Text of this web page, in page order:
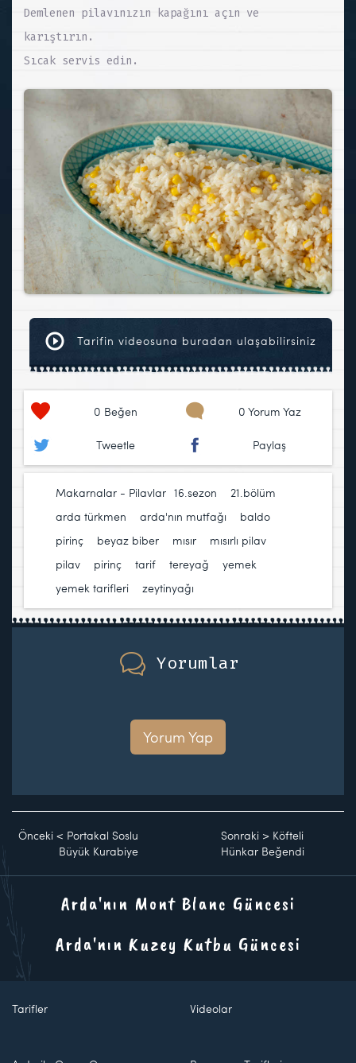
Demlenen pilavınızın kapağını açın ve
karıştırın.
Sıcak servis edin.
Tarifin videosuna buradan ulaşabilirsiniz
0 Beğen 0 Yorum Yaz
Tweetle Paylaş
Makarnalar - Pilavlar 16.sezon 21.bölüm
arda türkmen
arda'nın mutfağı
baldo
pirinç
beyaz biber mısır mısırlı pilav
pilav
pirinç tarif tereyağ yemek
yemek tarifleri
zeytinyağı
Yorumlar
Yorum Yap
Önceki < Portakal Soslu
Büyük Kurabiye
Sonraki > Köfteli
Hünkar Beğendi
Arda'nın Mont Blanc Güncesi
Arda'nın Kuzey Kutbu Güncesi
Tarifler Videolar